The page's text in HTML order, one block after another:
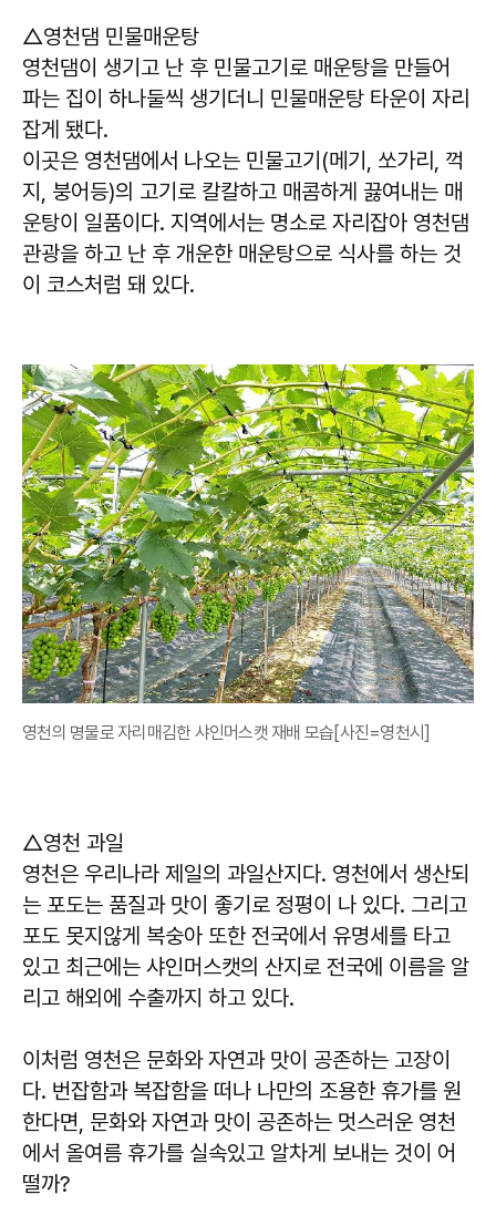
△영천댐 민물매운탕
영천댐이 생기고 난 후 민물고기로 매운탕을 만들어
파는 집이 하나둘씩 생기더니 민물매운탕 타운이 자리
잡게 됐다.
이곳은 영천댐에서 나오는 민물고기(메기, 쏘가리, 꺽
지, 붕어등)의 고기로 칼칼하고 매콤하게 끓여내는 매
운탕이 일품이다. 지역에서는 명소로 자리잡아 영천댐
관광을 하고 난 후 개운한 매운탕으로 식사를 하는 것
이 코스처럼 돼 있다.
영천의 명물로 자리매김한 샤인머스캣 재배 모습[사진=영천시]
△영천 과일
영천은 우리나라 제일의 과일산지다. 영천에서 생산되
는 포도는 품질과 맛이 좋기로 정평이 나 있다. 그리고
포도 못지않게 복숭아 또한 전국에서 유명세를 타고
있고 최근에는 샤인머스캣의 산지로 전국에 이름을 알
리고 해외에 수출까지 하고 있다.
이처럼 영천은 문화와 자연과 맛이 공존하는 고장이
다. 번잡함과 복잡함을 떠나 나만의 조용한 휴가를 원
한다면, 문화와 자연과 맛이 공존하는 멋스러운 영천
에서 올여름 휴가를 실속있고 알차게 보내는 것이 어
떨까?